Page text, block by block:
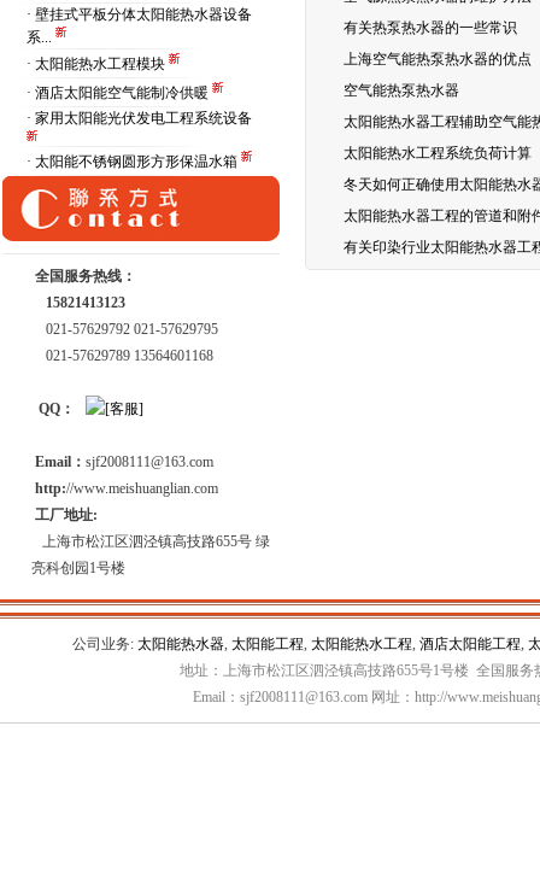
· 壁挂式平板分体太阳能热水器设备
系...
· 太阳能热水工程模块
· 酒店太阳能空气能制冷供暖
· 家用太阳能光伏发电工程系统设备
· 太阳能不锈钢圆形方形保温水箱
全国服务热线：
15821413123
021-57629792 021-57629795
021-57629789 13564601168
QQ：
Email： sjf2008111@163.com
http://www.meishuanglian.com
工厂地址:
上海市松江区泗泾镇高技路655号 绿
亮科创园1号楼
有关热泵热水器的一些常识
上海空气能热泵热水器的优点
空气能热泵热水器
太阳能热水器工程辅助空气能
太阳能热水工程系统负荷计算
冬天如何正确使用太阳能热水
太阳能热水器工程的管道和附
有关印染行业太阳能热水器工
公司业务: 太阳能热水器, 太阳能工程, 太阳能热水工程, 酒店太阳能工程,
地址：上海市松江区泗泾镇高技路655号1号楼 全国服务
Email：sjf2008111@163.com 网址：http://